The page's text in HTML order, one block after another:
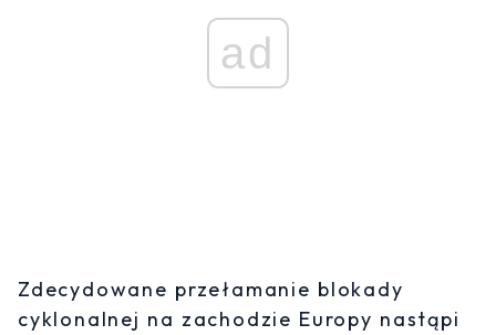
ad
Zdecydowane przełamanie blokady
cyklonalnej na zachodzie Europy nastąpi